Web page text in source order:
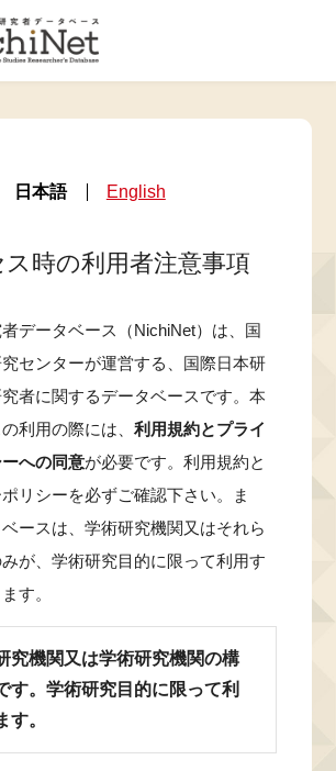
日本語 English
時の利用者注意事項
データベース（NichiNet）は、国
センターが運営する、国際日本研
者に関するデータベースです。本
利用の際には、利用規約とプライ
への同意が必要です。利用規約と
リシーを必ずご確認下さい。ま
ースは、学術研究機関又はそれら
が、学術研究目的に限って利用す
す。
究機関又は学術研究機関の構
す。学術研究目的に限って利
す。